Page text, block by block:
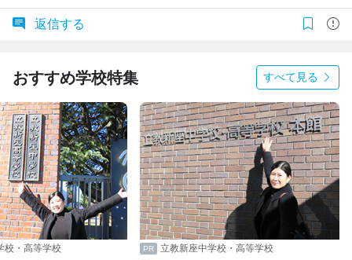
返信する
おすすめ学校特集 すべて見る
校・高等学校 立教新座中学校・高等学校